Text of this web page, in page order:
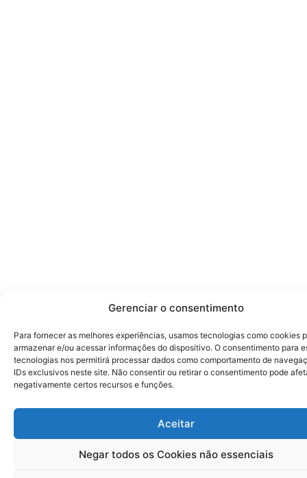
Gerenciar o consentimento
Para fornecer as melhores experiências, usamos tecnologias como cookies
armazenar e/ou acessar informações do dispositivo. O consentimento para
tecnologias nos permitirá processar dados como comportamento de
IDs exclusivos neste site. Não consentir ou retirar o consentimento pode
negativamente certos recursos e funções.
Aceitar
Negar todos os Cookies não essenciais